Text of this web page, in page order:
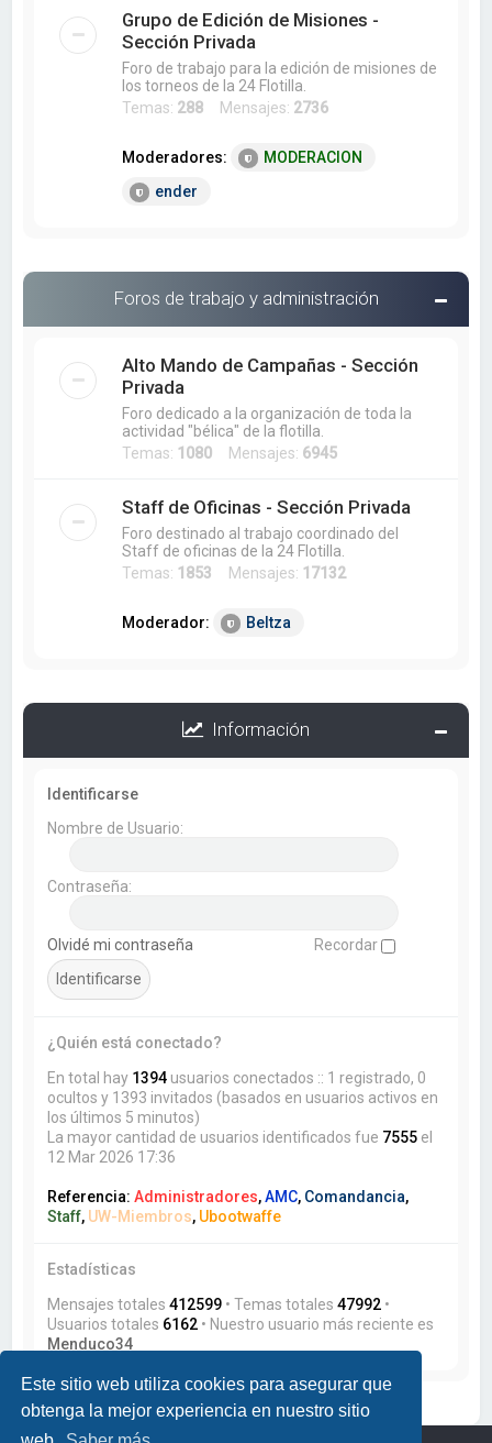
Este sitio web utiliza cookies para asegurar que
obtenga la mejor experiencia en nuestro sitio
Grupo de Edición de Misiones -
Sección Privada
Foro de trabajo para la edición de misiones de
los torneos de la 24 Flotilla.
Temas: 288 Mensajes: 2736
Moderadores:
MODERACION
ender
Foros de trabajo y administración
Alto Mando de Campañas - Sección
Privada
Foro dedicado a la organización de toda la
actividad "bélica" de la flotilla.
Temas: 1080 Mensajes: 6945
Staff de Oficinas - Sección Privada
Foro destinado al trabajo coordinado del
Staff de oficinas de la 24 Flotilla.
Temas: 1853 Mensajes: 17132
Moderador: Beltza
Información
Identificarse
Nombre de Usuario:
Contraseña:
Olvidé mi contraseña Recordar
¿Quién está conectado?
En total hay 1394 usuarios conectados :: 1 registrado, 0
ocultos y 1393 invitados (basados en usuarios activos en
los últimos 5 minutos)
La mayor cantidad de usuarios identificados fue 7555 el
12 Mar 2026 17:36
Referencia:Administradores,AMC, Comandancia,
Staff, UW-Miembros, Ubootwaffe
Estadísticas
Mensajes totales412599 • Temas totales47992 •
Usuarios totales 6162 • Nuestro usuario más reciente es
Menduco34